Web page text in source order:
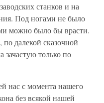
станков и на
Под ногами не было
можно было бы врасти.
далекой сказочной
зачастую только по
нас с момента нашего
без всякой нашей